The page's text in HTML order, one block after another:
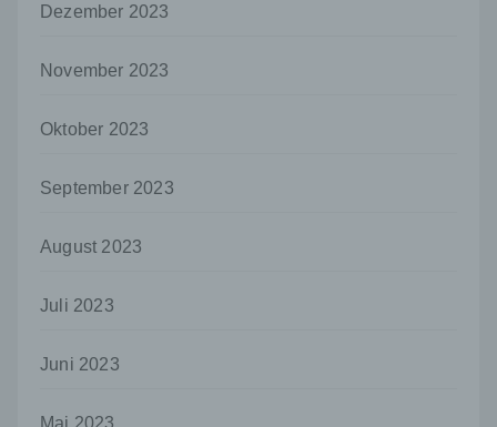
Dezember 2023
November 2023
Oktober 2023
September 2023
August 2023
Juli 2023
Juni 2023
Mai 2023
und technischen und organisatorischen
einer identifizierten oder identifizierbaren
g) Verantwortlicher oder für die Verarbeitung
Verantwortlicher oder für die Verarbeitung
oder andere Stelle, die allein oder
und Mittel der Verarbeitung von
personenbezogenen Daten entscheidet.
Verarbeitung durch das Unionsrecht oder